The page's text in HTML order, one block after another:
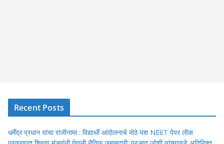
Recent Posts
धर्मेंद्र प्रधान यांचा राजीनामा : विद्यार्थी आंदोलनाचे मोठे यश NEET पेपर लीक